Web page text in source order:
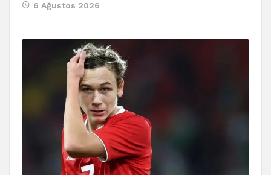
6 Ağustos 2026